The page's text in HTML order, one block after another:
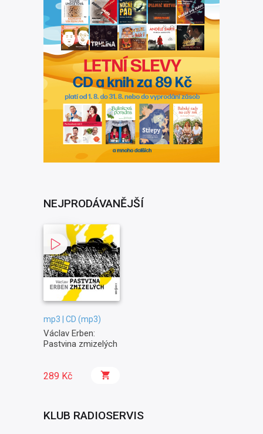
NEJPRODÁVANĚJŠÍ
mp3 | CD (mp3)
Václav Erben:
Pastvina zmizelých
289 Kč
KLUB RADIOSERVIS